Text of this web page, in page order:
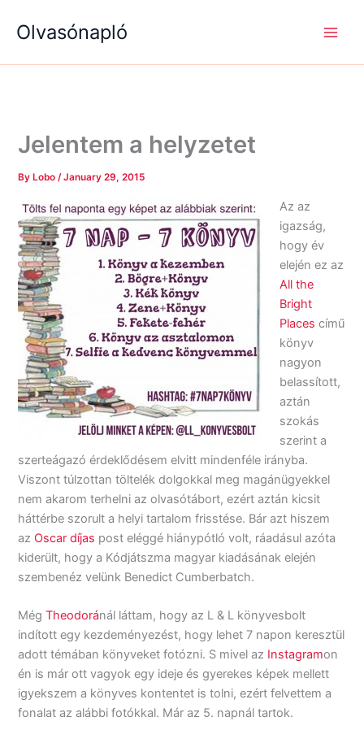
Olvasónapló
Jelentem a helyzetet
By Lobo/January 29, 2015
Az az
igazság,
hogy év
elején ez az
All the
Bright
Places című
könyv
nagyon
belassított,
aztán
szokás
szerint a
szerteágazó érdeklődésem elvitt mindenféle irányba.
Viszont túlzottan töltelék dolgokkal meg magánügyekkel
nem akarom terhelni az olvasótábort, ezért aztán kicsit
háttérbe szorult a helyi tartalom frisstése. Bár azt hiszem
az Oscar díjas post eléggé hiánypótló volt, ráadásul azóta
kiderült, hogy a Kódjátszma magyar kiadásának elején
szembenéz velünk Benedict Cumberbatch.
MégTheodoránál láttam, hogy az L & L könyvesbolt
indított egy kezdeményezést, hogy lehet 7 napon keresztül
adott témában könyveket fotózni. S mivel az Instagramon
én is már ott vagyok egy ideje és gyerekes képek mellett
igyekszem a könyves kontentet is tolni, ezért felvettem a
fonalat az alábbi fotókkal. Már az 5. napnál tartok.
e
a
é
g
é
g